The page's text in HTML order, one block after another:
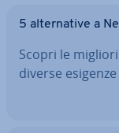
5 al­ter­na­ti­ve a
Scopri le
diverse